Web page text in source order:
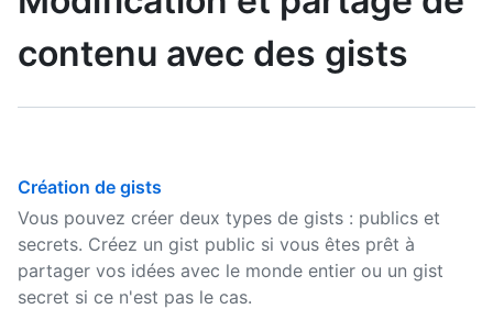
contenu avec des gists
Création de gists
Vous pouvez créer deux types de gists : publics et
secrets. Créez un gist public si vous êtes prêt à
partager vos idées avec le monde entier ou un gist
secret si ce n'est pas le cas.